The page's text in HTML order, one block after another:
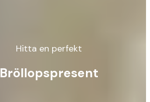
Hitta en perfekt
Bröllopspresent